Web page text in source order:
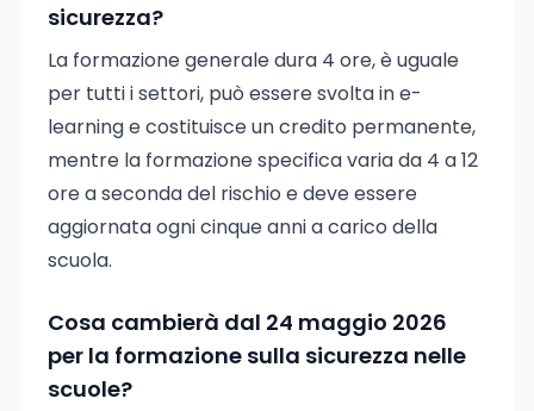
sicurezza?
La formazione generale dura 4 ore, è uguale
per tutti i settori, può essere svolta in e-
learning e costituisce un credito permanente,
mentre la formazione specifica varia da 4 a 12
ore a seconda del rischio e deve essere
aggiornata ogni cinque anni a carico della
scuola.
Cosa cambierà dal 24 maggio 2026
per la formazione sulla sicurezza nelle
scuole?